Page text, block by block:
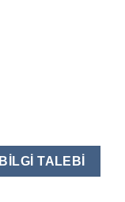
BILGI TALEBI